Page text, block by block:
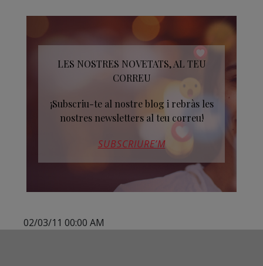
LES NOSTRES NOVETATS, AL TEU
CORREU
¡Subscriu-te al nostre blog i rebràs les
nostres newsletters al teu correu!
SUBSCRIURE’M
02/03/11 00:00 AM